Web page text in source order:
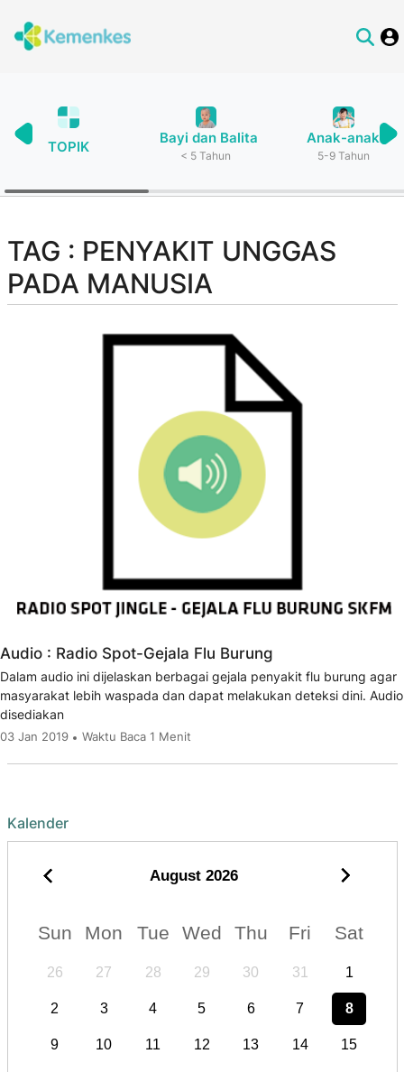
TOPIK
Bayi dan Balita
< 5 Tahun
Anak-anak
5-9 Tahun
TAG : PENYAKIT UNGGAS
PADA MANUSIA
Audio : Radio Spot-Gejala Flu Burung
Dalam audio ini dijelaskan berbagai gejala penyakit flu burung agar
masyarakat lebih waspada dan dapat melakukan deteksi dini. Audio
disediakan
03 Jan 2019 Waktu Baca 1 Menit
Kalender
August 2026
Sun Mon Tue Wed Thu Fri Sat
26 27 28 29 30 31 1
2 3 4 5 6 7 8
9 10 11 12 13 14 15